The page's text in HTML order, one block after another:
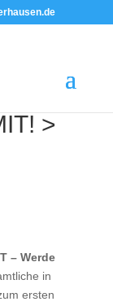
>
– Werde
in
ersten